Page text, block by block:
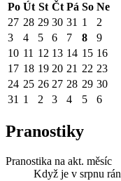
Po Út St Čt Pá So Ne
27 28 29 30 31 1
2
3
4 5 6 7 8
9
10 11 12 13 14 15 16
17 18 19 20 21 22 23
24 25 26 27 28 29 30
31 1 2 3 4 5 6
Pranostiky
Pranostika na akt. měsíc
Když je v srpnu